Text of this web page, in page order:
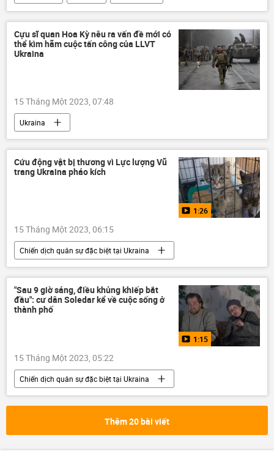
giá khí đốt
năng lượng
Kinh tế
Kinh doanh
Cựu sĩ quan Hoa Kỳ nêu ra vấn đề mới có
thể kìm hãm cuộc tấn công của LLVT
Ukraina
15 Tháng Một 2023, 07:48
Ukraina
Chiến dịch quân sự đặc biệt tại Ukraina
Báo chí thế giới
Hoa Kỳ
viện trợ quân sự
Cứu động vật bị thương vì Lực lượng Vũ
trang Ukraina pháo kích
1:26
15 Tháng Một 2023, 06:15
Chiến dịch quân sự đặc biệt tại Ukraina
Cuộc khủng hoảng ở Ukraina
Ukraina
Video từ Ukraina
DNR
Sáp nhập DNR, LNR, Zaporozhye và Kherson vào Nga
Xã hội
"Sau 9 giờ sáng, điều khủng khiếp bắt
đầu": cư dân Soledar kể về cuộc sống ở
thành phố
1:15
15 Tháng Một 2023, 05:22
Chiến dịch quân sự đặc biệt tại Ukraina
Ukraina
Cuộc khủng hoảng ở Ukraina
Donbass
DNR
Sáp nhập DNR, LNR, Zaporozhye và Kherson vào Nga
Thêm 20 bài viết